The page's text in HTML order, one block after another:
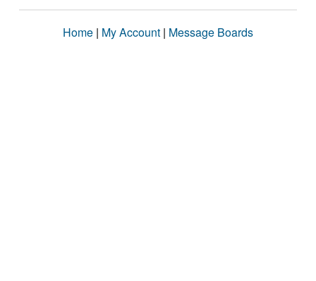
Home | My Account | Message Boards